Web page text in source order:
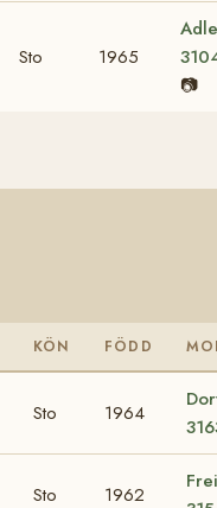
Sto 1965
📷
KÖN FÖDD
Sto 1964
Sto 1962